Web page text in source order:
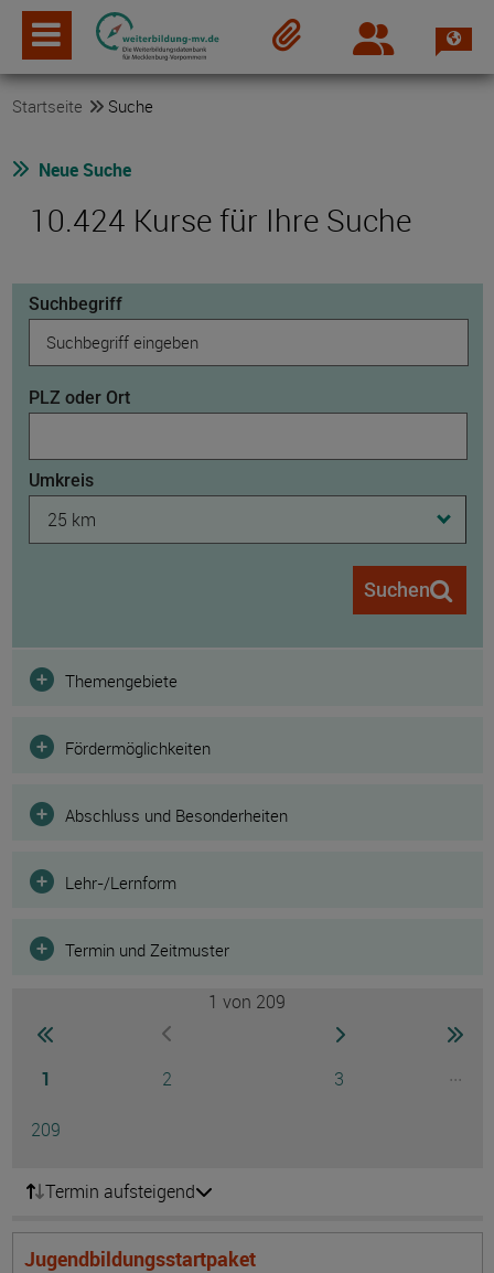
Login
Startseite Suche
Neue Suche
10.424 Kurse für Ihre Suche
Suchbegriff
PLZ oder Ort
Umkreis
25 km
Suchen
Filter
Themengebiete
Fördermöglichkeiten
Abschluss und Besonderheiten
Lehr-/Lernform
Termin und Zeitmuster
zur ersten Seite wechselnzur vorherigen Seite wechseln
Seite
1 Seite
2 Seite
3
...
Seite
209
Seite
1 von 209
zur nächsten Seite
zur
Termin aufsteigend
Jugendbildungsstartpaket